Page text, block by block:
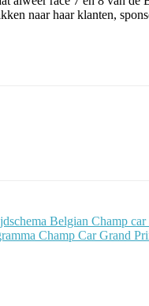
naar haar klanten,
Belgian Champ car
Champ Car Grand